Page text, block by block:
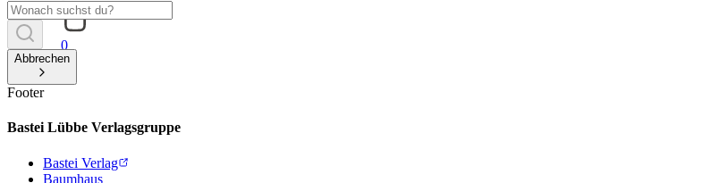
0
Abbrechen
Footer
Bastei Lübbe Verlagsgruppe
Bastei Verlag
Baumhaus